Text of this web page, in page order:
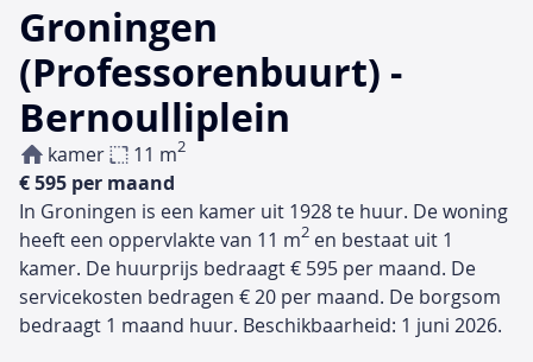
Groningen
(Professorenbuurt) -
Bernoulliplein
kamer 11 m2
€ 595 per maand
In Groningen is een kamer uit 1928 te huur. De woning
heeft een oppervlakte van 11 m2 en bestaat uit 1
kamer. De huurprijs bedraagt € 595 per maand. De
servicekosten bedragen € 20 per maand. De borgsom
bedraagt 1 maand huur. Beschikbaarheid: 1 juni 2026.